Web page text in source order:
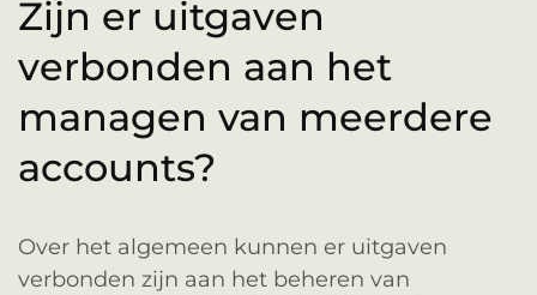
Zijn er uitgaven
verbonden aan het
managen van meerdere
accounts?
Over het algemeen kunnen er uitgaven
verbonden zijn aan het beheren van